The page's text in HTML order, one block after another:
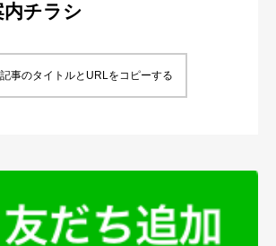
内チラシ
事のタイトルとURLをコピーする